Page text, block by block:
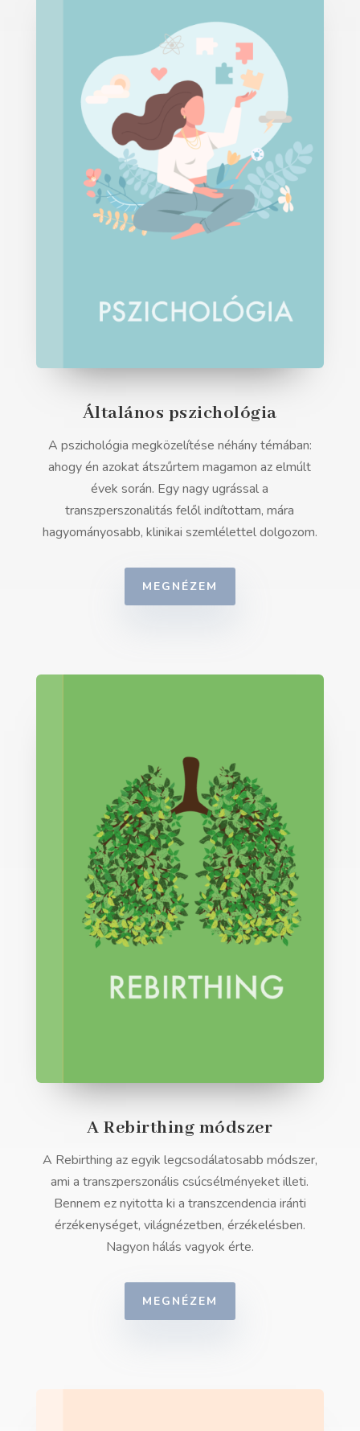
Általános pszichológia
A pszichológia megközelítése néhány témában:
ahogy én azokat átszűrtem magamon az elmúlt
évek során. Egy nagy ugrással a
transzperszonalitás felől indítottam, mára
hagyományosabb, klinikai szemlélettel dolgozom.
MEGNÉZEM
A Rebirthing módszer
A Rebirthing az egyik legcsodálatosabb módszer,
ami a transzperszonális csúcsélményeket illeti.
Bennem ez nyitotta ki a transzcendencia iránti
érzékenységet, világnézetben, érzékelésben.
Nagyon hálás vagyok érte.
MEGNÉZEM